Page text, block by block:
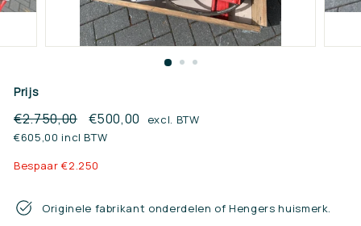
n.
Prijs
Reguliere
prijs
€2.750,00€2.750,00
Sale
prijs
€500,00 €500,00
excl. BTW
€605,00 incl BTW
Bespaar €2.250
Originele fabrikant onderdelen of Hengers huismerk.